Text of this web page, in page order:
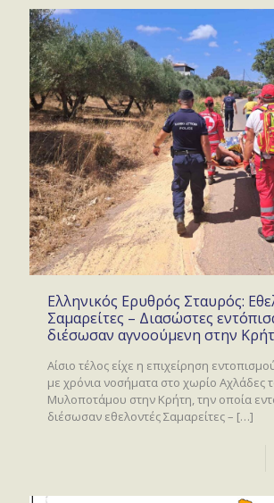
Ελληνικός Ερυθρός Σταυρός:
Σαμαρείτες – Διασώστες
διέσωσαν αγνοούμενη στην
Αίσιο τέλος είχε η επιχείρηση
με χρόνια νοσήματα στο χωρίο Αχλάδες
Μυλοποτάμου στην Κρήτη, την οποία
διέσωσαν εθελοντές Σαμαρείτες – […]